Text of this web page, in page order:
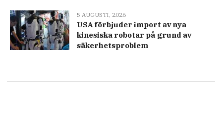
5 AUGUSTI, 2026
USA förbjuder import av nya
kinesiska robotar på grund av
säkerhetsproblem